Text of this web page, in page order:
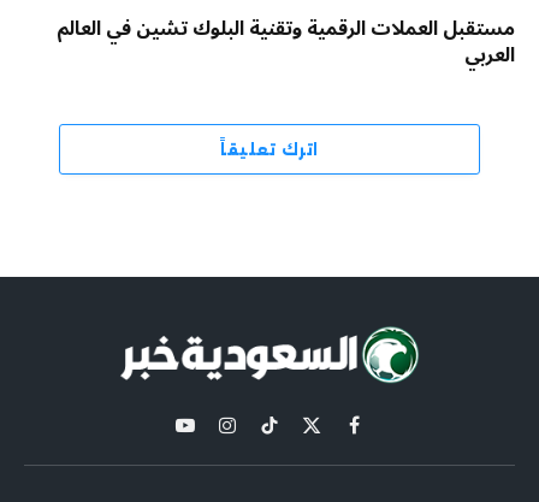
مستقبل العملات الرقمية وتقنية البلوك تشين في العالم
العربي
اترك تعليقاً
فيسبوك
X
(Twitter)
تيكتوكالانستغراميوتيوب